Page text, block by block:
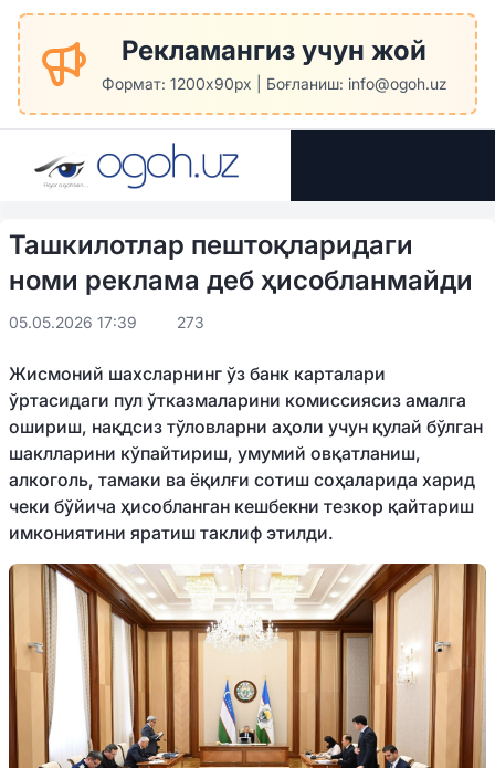
Рекламангиз учун жой
Формат: 1200x90px | Боғланиш: info@ogoh.uz
Ташкилотлар пештоқларидаги
номи реклама деб ҳисобланмайди
05.05.2026 17:39 273
Жисмоний шахсларнинг ўз банк карталари
ўртасидаги пул ўтказмаларини комиссиясиз амалга
ошириш, нақдсиз тўловларни аҳоли учун қулай бўлган
шаклларини кўпайтириш, умумий овқатланиш,
алкоголь, тамаки ва ёқилғи сотиш соҳаларида харид
чеки бўйича ҳисобланган кешбекни тезкор қайтариш
имкониятини яратиш таклиф этилди.